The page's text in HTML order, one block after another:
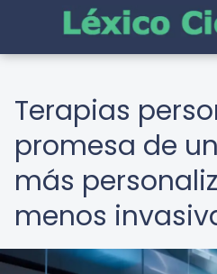
Terapias
promesa de
más
menos